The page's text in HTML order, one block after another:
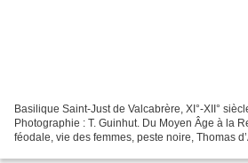
Basilique Saint-Just de Valcabrère, XI°-XII°
Photographie : T. Guinhut. Du Moyen Âge à la
féodale, vie des femmes, peste noire, Thomas